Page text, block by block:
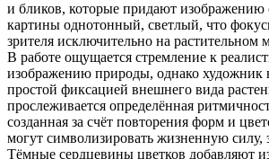
и бликов, которые придают изображению
картины однотонный, светлый, что
зрителя исключительно на растительном
В работе ощущается стремление к
изображению природы, однако художник
простой фиксацией внешнего вида
прослеживается определённая
созданная за счёт повторения форм и
могут символизировать жизненную силу,
Тёмные сердцевины цветков добавляют